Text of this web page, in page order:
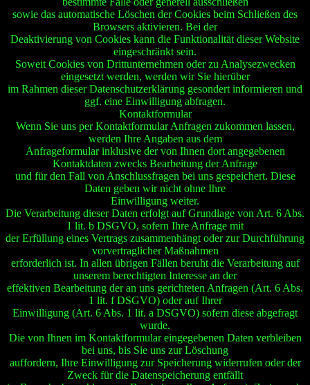
sowie das automatische Löschen der Cookies beim Schließen des
Browsers aktivieren. Bei der
Deaktivierung von Cookies kann die Funktionalität dieser Website
eingeschränkt sein.
Soweit Cookies von Drittunternehmen oder zu Analysezwecken
eingesetzt werden, werden wir Sie hierüber
im Rahmen dieser Datenschutzerklärung gesondert informieren und
ggf. eine Einwilligung abfragen.
Kontaktformular
Wenn Sie uns per Kontaktformular Anfragen zukommen lassen,
werden Ihre Angaben aus dem
Anfrageformular inklusive der von Ihnen dort angegebenen
Kontaktdaten zwecks Bearbeitung der Anfrage
und für den Fall von Anschlussfragen bei uns gespeichert. Diese
Daten geben wir nicht ohne Ihre
Einwilligung weiter.
Die Verarbeitung dieser Daten erfolgt auf Grundlage von Art. 6 Abs.
1 lit. b DSGVO, sofern Ihre Anfrage mit
der Erfüllung eines Vertrags zusammenhängt oder zur Durchführung
vorvertraglicher Maßnahmen
erforderlich ist. In allen übrigen Fällen beruht die Verarbeitung auf
unserem berechtigten Interesse an der
effektiven Bearbeitung der an uns gerichteten Anfragen (Art. 6 Abs.
1 lit. f DSGVO) oder auf Ihrer
Einwilligung (Art. 6 Abs. 1 lit. a DSGVO) sofern diese abgefragt
wurde.
Die von Ihnen im Kontaktformular eingegebenen Daten verbleiben
bei uns, bis Sie uns zur Löschung
auffordern, Ihre Einwilligung zur Speicherung widerrufen oder der
Zweck für die Datenspeicherung entfällt